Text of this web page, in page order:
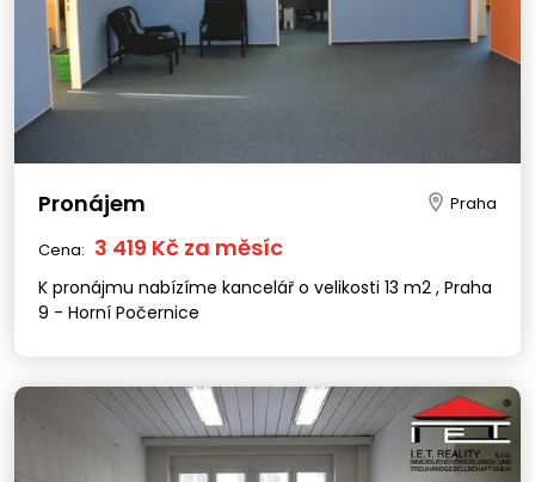
Pronájem Praha
Cena: 3 419 Kč za měsíc
K pronájmu nabízíme kancelář o velikosti 13 m2 , Praha
9 - Horní Počernice